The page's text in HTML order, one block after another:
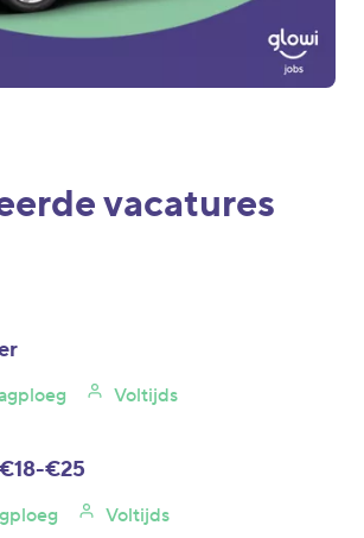
vacatures
Voltijds
€25
Voltijds